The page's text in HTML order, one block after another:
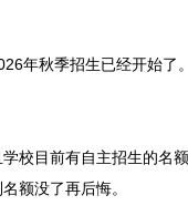
年秋季招生已经开始了
校目前有自主招生的名
额没了再后悔。